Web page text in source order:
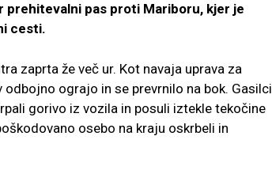
pas proti Mariboru, kjer je
cesti.
zaprta že več ur. Kot navaja uprava za
ograjo in se prevrnilo na bok. Gasilci
gorivo iz vozila in posuli iztekle tekočine
osebo na kraju oskrbeli in